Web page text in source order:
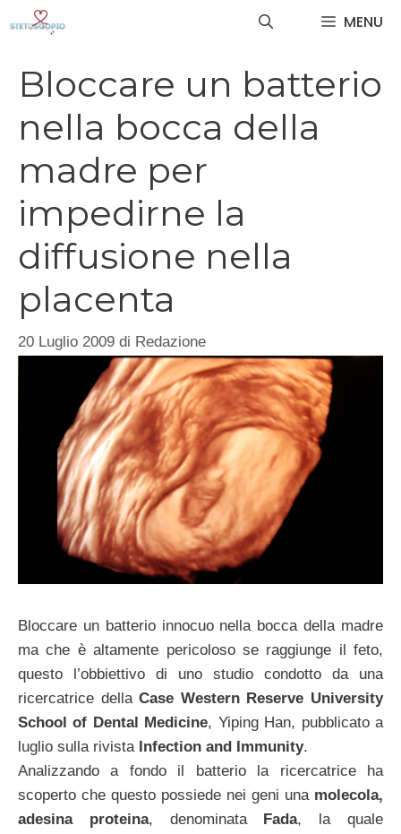
MENU
Bloccare un batterio
nella bocca della
madre per
impedirne la
diffusione nella
placenta
20 Luglio 2009 di Redazione
Bloccare un batterio innocuo nella bocca della madre
ma che è altamente pericoloso se raggiunge il feto,
questo l’obbiettivo di uno studio condotto da una
ricercatrice dellaCase Western Reserve University
School of Dental Medicine, Yiping Han, pubblicato a
luglio sulla rivista Infection and Immunity.
Analizzando a fondo il batterio la ricercatrice ha
scoperto che questo possiede nei geni una molecola,
adesina proteina, denominata Fada, la quale